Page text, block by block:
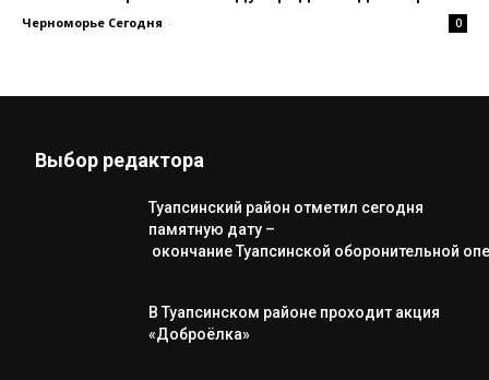
Черноморье Сегодня - 0
Выбор редактора
Туапсинский район отметил сегодня
памятную дату –
окончание Туапсинской оборонительной
В Туапсинском районе проходит акция
«Доброёлка»